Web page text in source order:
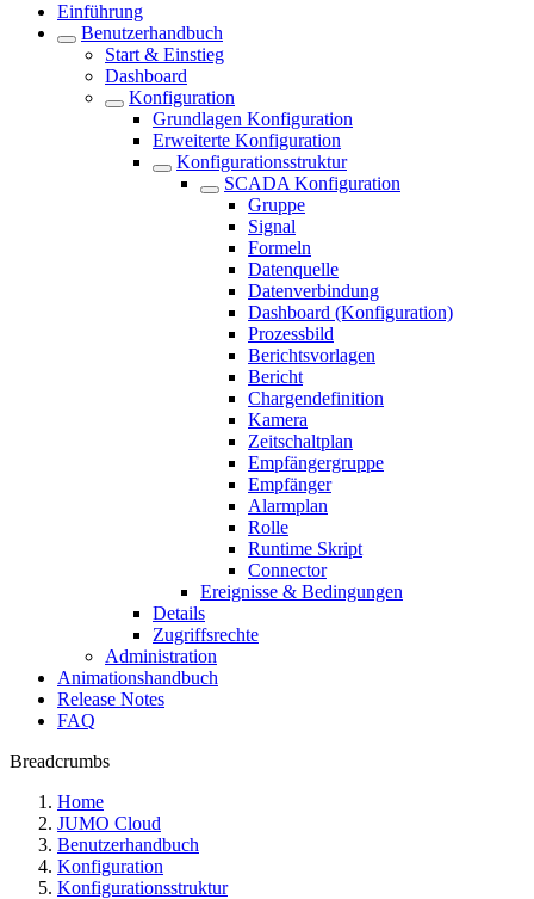
Einführung
Benutzerhandbuch
Start & Einstieg
Dashboard
Konfiguration
Grundlagen Konfiguration
Erweiterte Konfiguration
Konfigurationsstruktur
SCADA Konfiguration
Gruppe
Signal
Formeln
Datenquelle
Datenverbindung
Dashboard (Konfiguration)
Prozessbild
Berichtsvorlagen
Bericht
Chargendefinition
Kamera
Zeitschaltplan
Empfängergruppe
Empfänger
Alarmplan
Rolle
Runtime Skript
Connector
Ereignisse & Bedingungen
Details
Zugriffsrechte
Administration
Animationshandbuch
Release Notes
FAQ
Breadcrumbs
Home
JUMO Cloud
Benutzerhandbuch
Konfiguration
Konfigurationsstruktur